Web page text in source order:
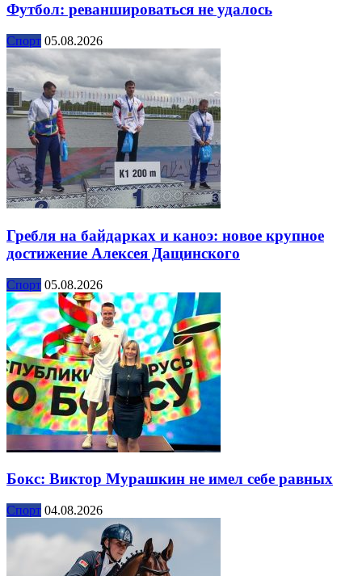
Футбол: реваншироваться не удалось
Спорт 05.08.2026
Гребля на байдарках и каноэ: новое крупное
достижение Алексея Дащинского
Спорт 05.08.2026
Бокс: Виктор Мурашкин не имел себе равных
Спорт 04.08.2026